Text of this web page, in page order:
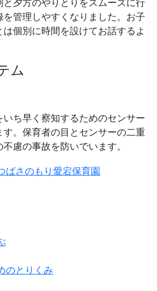
管理しやすくなりました。お子
個別に時間を設けてお話するよ
ム
ち早く察知するためのセンサー
。保育者の目とセンサーの二重
慮の事故を防いでいます。
のとりくみ